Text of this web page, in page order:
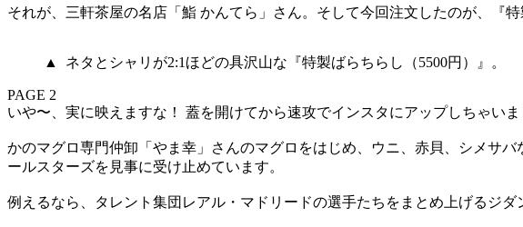
それが、三軒茶屋の名店「鮨 かんてら」さん。そして今回注文したのが、『
▲ ネタとシャリが2:1ほどの具沢山な『特製ばらちらし（5500円）』。
PAGE 2
いや〜、実に映えますな！ 蓋を開けてから速攻でインスタにアップしちゃ
かのマグロ専門仲卸「やま幸」さんのマグロをはじめ、ウニ、赤貝、シメサ
ールスターズを見事に受け止めています。
例えるなら、タレント集団レアル・マドリードの選手たちをまとめ上げるジ